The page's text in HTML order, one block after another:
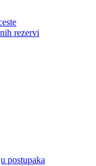
rezervi
postupaka